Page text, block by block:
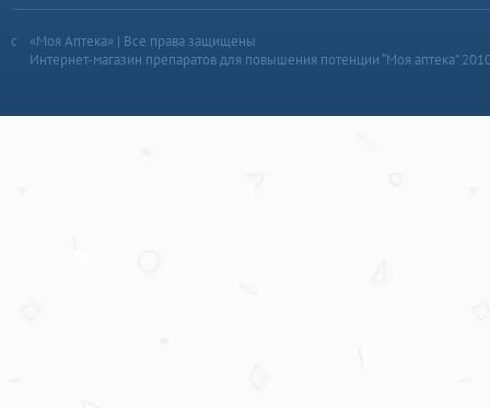
«Моя Аптека» | Все права защищены
Интернет-магазин препаратов для повышения потенции “Моя аптека”